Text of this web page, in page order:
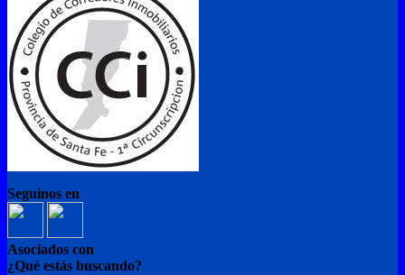
Seguinos en
Asociados con
¿Qué estás buscando?